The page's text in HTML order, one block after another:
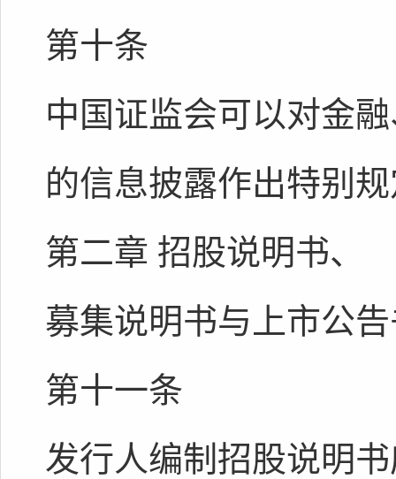
第十条
中国证监会可以对金
的信息披露作出特别
第二章 招股说明书、
募集说明书与上市公
第十一条
发行人编制招股说明